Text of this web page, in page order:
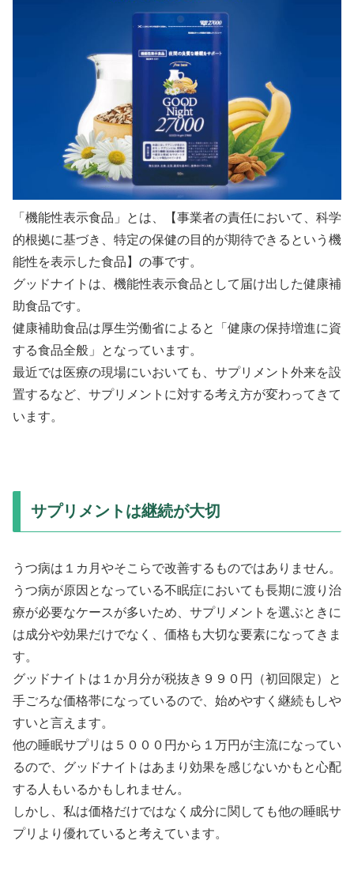
「機能性表示食品」とは、【事業者の責任において、科学
的根拠に基づき、特定の保健の目的が期待できるという機
能性を表示した食品】の事です。
グッドナイトは、機能性表示食品として届け出した健康補
助食品です。
健康補助食品は厚生労働省によると「健康の保持増進に資
する食品全般」となっています。
最近では医療の現場にいおいても、サプリメント外来を設
置するなど、サプリメントに対する考え方が変わってきて
います。
サプリメントは継続が大切
うつ病は１カ月やそこらで改善するものではありません。
うつ病が原因となっている不眠症においても長期に渡り治
療が必要なケースが多いため、サプリメントを選ぶときに
は成分や効果だけでなく、価格も大切な要素になってきま
す。
グッドナイトは１か月分が税抜き９９０円（初回限定）と
手ごろな価格帯になっているので、始めやすく継続もしや
すいと言えます。
他の睡眠サプリは５０００円から１万円が主流になってい
るので、グッドナイトはあまり効果を感じないかもと心配
する人もいるかもしれません。
しかし、私は価格だけではなく成分に関しても他の睡眠サ
プリより優れていると考えています。